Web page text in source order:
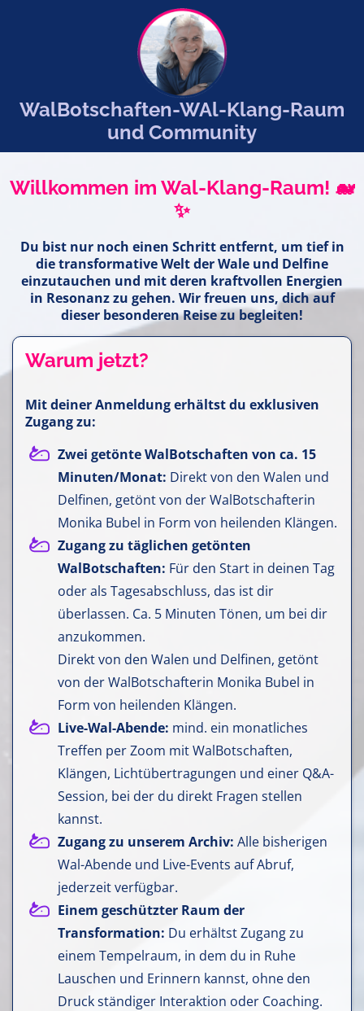
WalBotschaften-WAl-Klang-Raum
und Community
Willkommen im Wal-Klang-Raum! 🐋
✨
Du bist nur noch einen Schritt entfernt, um tief in
die transformative Welt der Wale und Delfine
einzutauchen und mit deren kraftvollen Energien
in Resonanz zu gehen. Wir freuen uns, dich auf
dieser besonderen Reise zu begleiten!
Warum jetzt?
Mit deiner Anmeldung erhältst du exklusiven
Zugang zu:
Zwei getönte WalBotschaften von ca. 15
Minuten/Monat: Direkt von den Walen und
Delfinen, getönt von der WalBotschafterin
Monika Bubel in Form von heilenden Klängen.
Zugang zu täglichen getönten
WalBotschaften: Für den Start in deinen Tag
oder als Tagesabschluss, das ist dir
überlassen. Ca. 5 Minuten Tönen, um bei dir
anzukommen.
Direkt von den Walen und Delfinen, getönt
von der WalBotschafterin Monika Bubel in
Form von heilenden Klängen.
Live-Wal-Abende: mind. ein monatliches
Treffen per Zoom mit WalBotschaften,
Klängen, Lichtübertragungen und einer Q&A-
Session, bei der du direkt Fragen stellen
kannst.
Zugang zu unserem Archiv: Alle bisherigen
Wal-Abende und Live-Events auf Abruf,
jederzeit verfügbar.
Einem geschützter Raum der
Transformation: Du erhältst Zugang zu
einem Tempelraum, in dem du in Ruhe
Lauschen und Erinnern kannst, ohne den
Druck ständiger Interaktion oder Coaching.